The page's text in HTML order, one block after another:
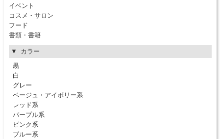
イベント
コスメ・サロン
フード
書類・書籍
カラー
黒
白
グレー
ベージュ・アイボリー系
レッド系
パープル系
ピンク系
ブルー系